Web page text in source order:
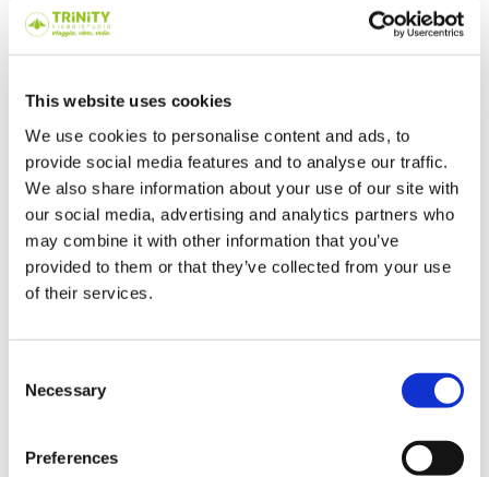
This website uses cookies
We use cookies to personalise content and ads, to
provide social media features and to analyse our traffic.
We also share information about your use of our site with
our social media, advertising and analytics partners who
may combine it with other information that you’ve
provided to them or that they’ve collected from your use
of their services.
Selection
Necessary
Preferences
universitario
Uno dei vantaggi di frequentare una scuola
scegliere materie diverse da quelle offerte
dalla scuola italiana e che ti aiutano nella
scelta del tuopercorso universitario.
5. Cittadine uniche da visitare
Se ami il turismo ed in particolare preferisci
visitare cittadine e borghi caratteristici,
rispetto alle grandi metropoli, in
unici. Dalle più grandi città come
(molo).Quali tra questi motivi ti